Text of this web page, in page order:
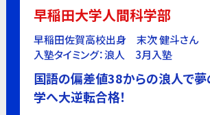
早稲田大学人間科学部
早稲田佐賀高校出身 末次 健斗さん
入塾タイミング：浪人 3月入塾
国語の偏差値38からの浪人で
学へ大逆転合格！